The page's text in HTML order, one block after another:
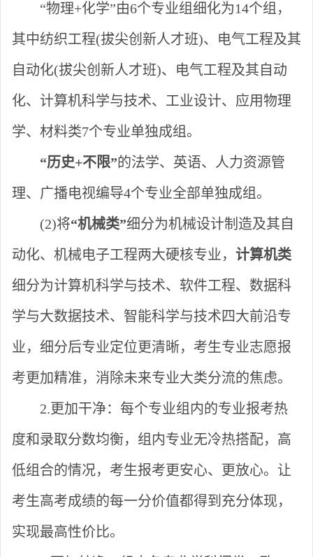
“物理+化学”由6个专业组细化为14个组，
其中纺织工程(拔尖创新人才班)、电气工程及其
自动化(拔尖创新人才班)、电气工程及其自动
化、计算机科学与技术、工业设计、应用物理
学、材料类7个专业单独成组。
“历史+不限”的法学、英语、人力资源管
理、广播电视编导4个专业全部单独成组。
(2)将“机械类”细分为机械设计制造及其自
动化、机械电子工程两大硬核专业， 计算机类
细分为计算机科学与技术、软件工程、数据科
学与大数据技术、智能科学与技术四大前沿专
业，细分后专业定位更清晰，考生专业志愿报
考更加精准，消除未来专业大类分流的焦虑。
2.更加干净： 每个专业组内的专业报考热
度和录取分数均衡，组内专业无冷热搭配，高
低组合的情况，考生报考更安心、更放心。让
考生高考成绩的每一分价值都得到充分体现，
实现最高性价比。